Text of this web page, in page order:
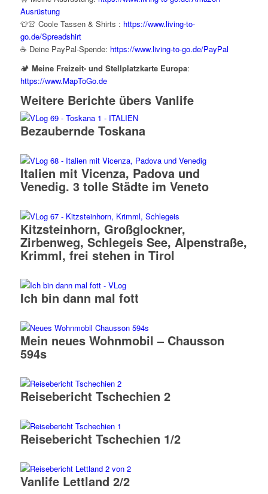
Ausrüstung
👕👚 Coole Tassen & Shirts : https://www.living-to-
go.de/Spreadshirt
☕ Deine PayPal-Spende: https://www.living-to-go.de/PayPal
🏕️ Meine Freizeit- und Stellplatzkarte Europa:
https://www.MapToGo.de
Weitere Berichte übers Vanlife
Bezaubernde Toskana
Italien mit Vicenza, Padova und
Venedig. 3 tolle Städte im Veneto
Kitzsteinhorn, Großglockner,
Zirbenweg, Schlegeis See, Alpenstraße,
Krimml, frei stehen in Tirol
Ich bin dann mal fott
Mein neues Wohnmobil – Chausson
594s
Reisebericht Tschechien 2
Reisebericht Tschechien 1/2
Vanlife Lettland 2/2